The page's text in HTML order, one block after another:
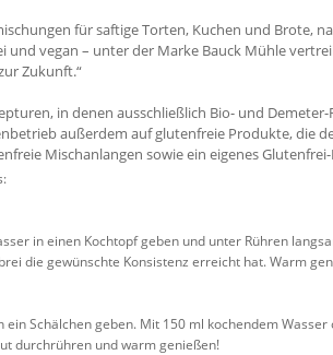
für saftige Torten, Kuchen und Brote,
und vegan – unter der Marke Bauck Mühle
Zukunft.“
in denen ausschließlich Bio- und
außerdem auf glutenfreie Produkte, die
Mischanlangen sowie ein eigenes
in einen Kochtopf geben und unter Rühren
die gewünschte Konsistenz erreicht hat. Warm
ein Schälchen geben. Mit 150 ml kochendem
durchrühren und warm genießen!